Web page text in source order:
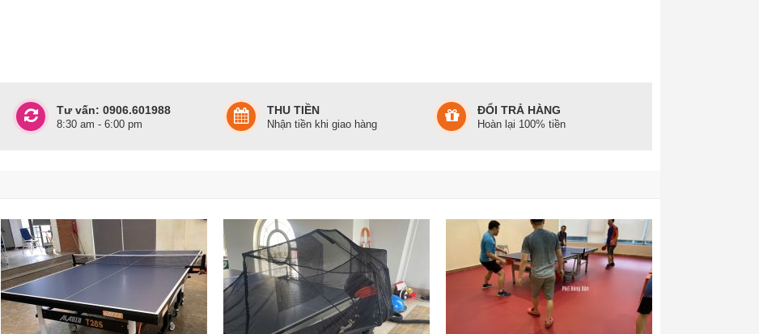
Tư vấn: 0906.601988
8:30 am - 6:00 pm
THU TIỀN
Nhận tiền khi giao hàng
ĐỔI TRẢ HÀNG
Hoàn lại 100% tiền